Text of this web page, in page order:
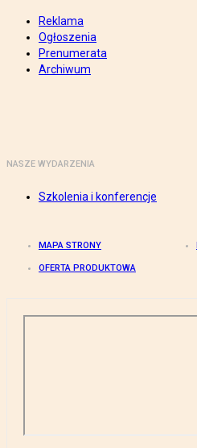
Reklama
Ogłoszenia
Prenumerata
Archiwum
NASZE WYDARZENIA
Szkolenia i konferencje
MAPA STRONY
OFERTA PRODUKTOWA